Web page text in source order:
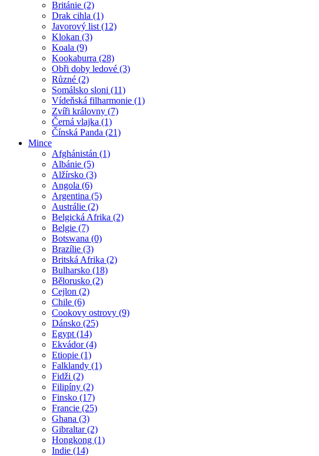
Británie (2)
Drak cihla (1)
Javorový list (12)
Klokan (3)
Koala (9)
Kookaburra (28)
Obři doby ledové (3)
Různé (2)
Somálsko sloni (11)
Vídeňská filharmonie (1)
Zvíři královny (7)
Černá vlajka (1)
Čínská Panda (21)
Mince
Afghánistán (1)
Albánie (5)
Alžírsko (3)
Angola (6)
Argentina (5)
Austrálie (2)
Belgická Afrika (2)
Belgie (7)
Botswana (0)
Brazílie (3)
Britská Afrika (2)
Bulharsko (18)
Bělorusko (2)
Cejlon (2)
Chile (6)
Cookovy ostrovy (9)
Dánsko (25)
Egypt (14)
Ekvádor (4)
Etiopie (1)
Falklandy (1)
Fidži (2)
Filipíny (2)
Finsko (17)
Francie (25)
Ghana (3)
Gibraltar (2)
Hongkong (1)
Indie (14)